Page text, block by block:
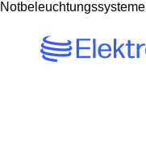
Notbeleuchtungssysteme